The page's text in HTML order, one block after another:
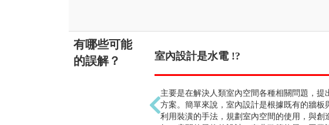
有哪些可能
的誤解？
室內設計是水電 !?
主要是在解決人類室內空間各種相關問題，提
方案。簡單來說，室內設計是根據既有的牆板
利用裝潢的手法，規劃室內空間的使用，與創